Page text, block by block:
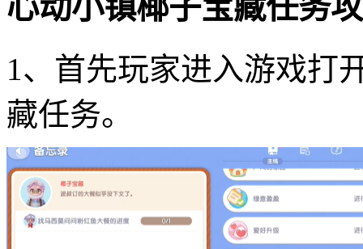
心动小镇椰子宝藏任务
1、首先玩家进入游戏打
藏任务。